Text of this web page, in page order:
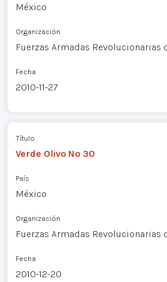
México
Organización
Fuerzas Armadas Revolucionarias
Fecha
2010-11-27
Título
Verde Olivo Nº 30
País
México
Organización
Fuerzas Armadas Revolucionarias
Fecha
2010-12-20